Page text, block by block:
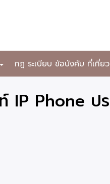
+ กฎ ระเบียบ ข้อบังคับ ที่เกี่ย
IP Phone ป